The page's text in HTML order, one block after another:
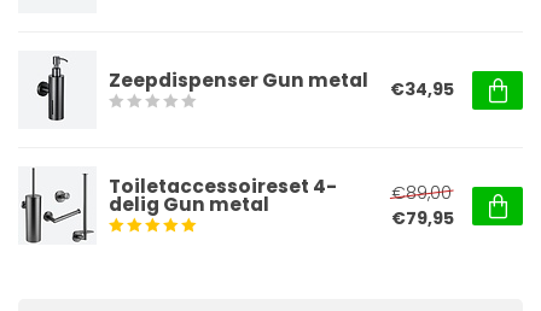
Zeepdispenser Gun metal €34,95
Toiletaccessoireset 4-
delig Gun metal
€89,00
€79,95